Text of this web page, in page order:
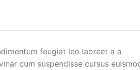
feugiat leo laoreet a a
cum suspendisse cursus